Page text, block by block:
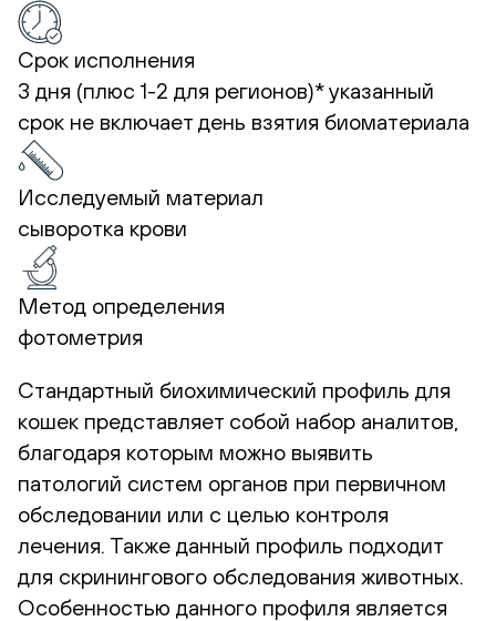
Срок исполнения
3 дня (плюс 1-2 для регионов)*указанный
срок не включает день взятия биоматериала
Исследуемый материал
сыворотка крови
Метод определения
фотометрия
Стандартный биохимический профиль для
кошек представляет собой набор аналитов,
благодаря которым можно выявить
патологий систем органов при первичном
обследовании или с целью контроля
лечения. Также данный профиль подходит
для скринингового обследования животных.
Особенностью данного профиля является